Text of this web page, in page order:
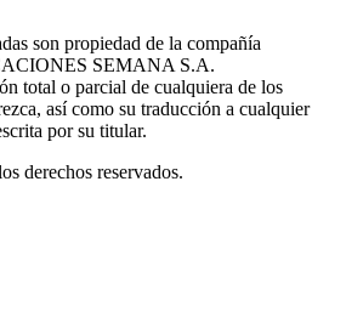
son propiedad de la compañía
SEMANA S.A.
total o parcial de cualquiera de los
así como su traducción a cualquier
por su titular.
derechos reservados.